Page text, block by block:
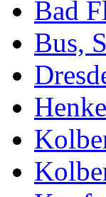
Bad
Bus,